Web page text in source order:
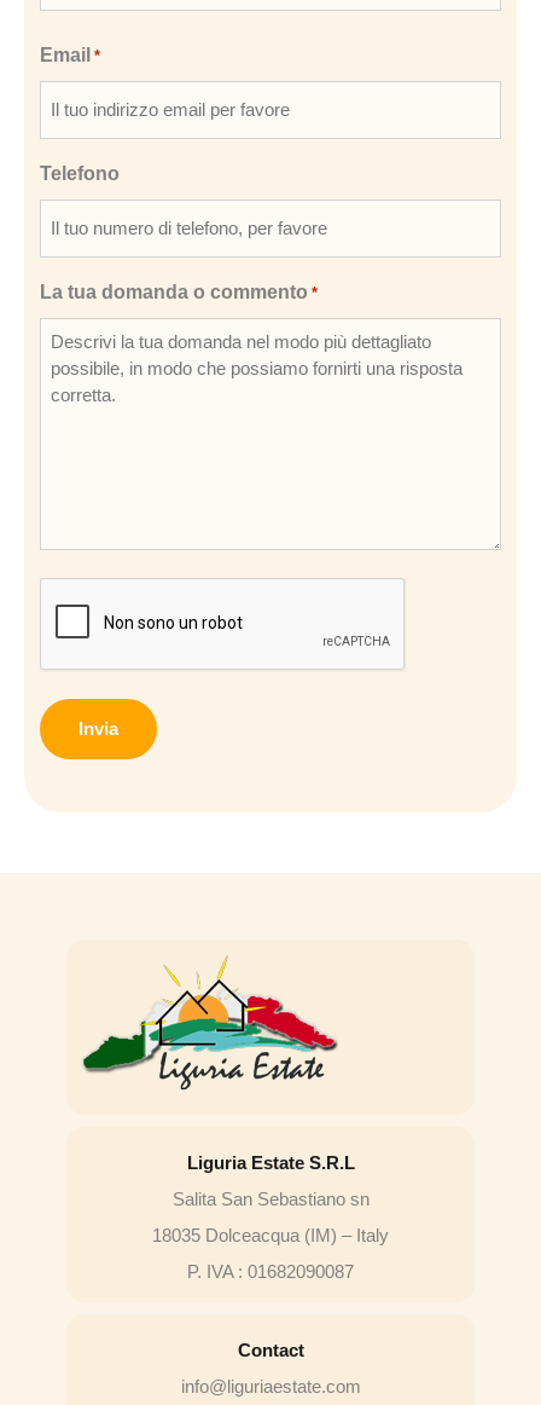
Email *
Telefono
La tua domanda o commento *
Liguria Estate S.R.L
Salita San Sebastiano sn
18035 Dolceacqua (IM) – Italy
P. IVA : 01682090087
Contact
info@liguriaestate.com